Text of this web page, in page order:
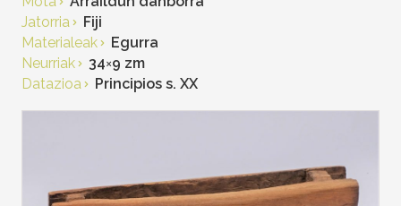
Jatorria
Fiji
Materialeak
Egurra
Neurriak
34×9 zm
Datazioa
Principios s. XX